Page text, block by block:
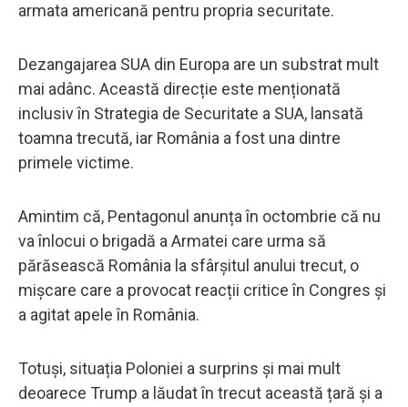
armata americană pentru propria securitate.
Dezangajarea SUA din Europa are un substrat mult
mai adânc. Această direcție este menționată
inclusiv în Strategia de Securitate a SUA, lansată
toamna trecută, iar România a fost una dintre
primele victime.
Amintim că, Pentagonul anunța în octombrie că nu
va înlocui o brigadă a Armatei care urma să
părăsească România la sfârșitul anului trecut, o
mișcare care a provocat reacții critice în Congres și
a agitat apele în România.
Totuși, situația Poloniei a surprins și mai mult
deoarece Trump a lăudat în trecut această țară și a